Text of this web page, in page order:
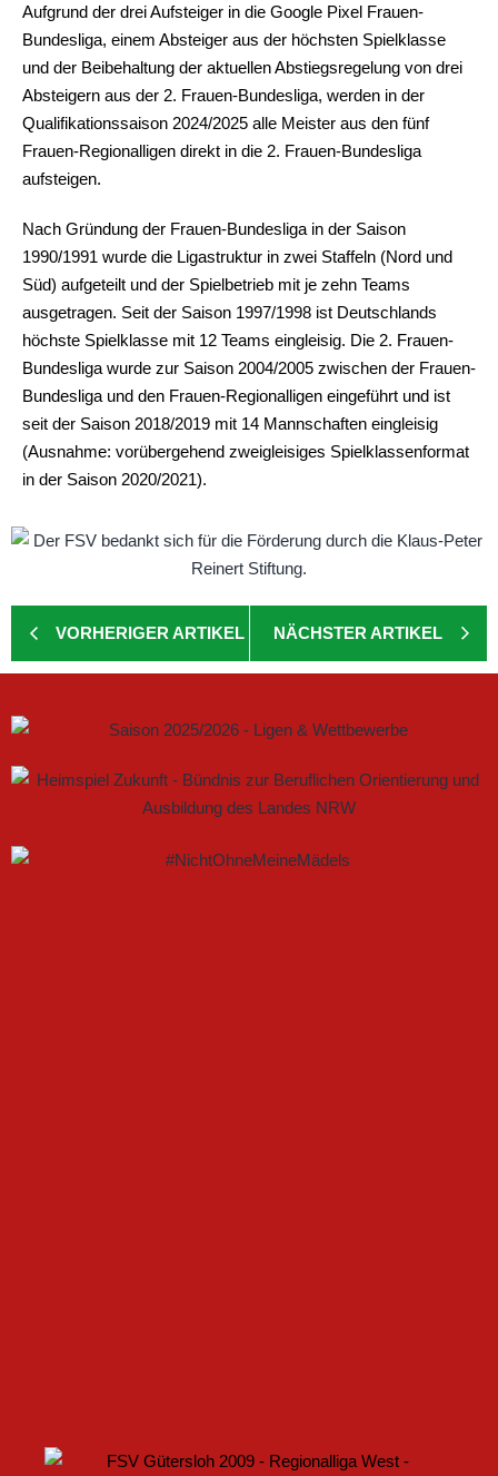
Aufgrund der drei Aufsteiger in die Google Pixel Frauen-
Bundesliga, einem Absteiger aus der höchsten Spielklasse
und der Beibehaltung der aktuellen Abstiegsregelung von drei
Absteigern aus der 2. Frauen-Bundesliga, werden in der
Qualifikationssaison 2024/2025 alle Meister aus den fünf
Frauen-Regionalligen direkt in die 2. Frauen-Bundesliga
aufsteigen.
Nach Gründung der Frauen-Bundesliga in der Saison
1990/1991 wurde die Ligastruktur in zwei Staffeln (Nord und
Süd) aufgeteilt und der Spielbetrieb mit je zehn Teams
ausgetragen. Seit der Saison 1997/1998 ist Deutschlands
höchste Spielklasse mit 12 Teams eingleisig. Die 2. Frauen-
Bundesliga wurde zur Saison 2004/2005 zwischen der Frauen-
Bundesliga und den Frauen-Regionalligen eingeführt und ist
seit der Saison 2018/2019 mit 14 Mannschaften eingleisig
(Ausnahme: vorübergehend zweigleisiges Spielklassenformat
in der Saison 2020/2021).
VORHERIGER ARTIKEL NÄCHSTER ARTIKEL